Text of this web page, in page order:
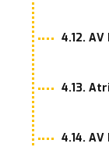
4.12.
4.13.
4.14.